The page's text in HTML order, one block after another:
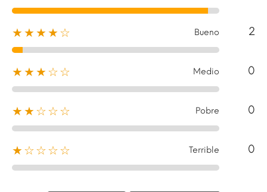
★★★★☆ Bueno 2
★★★☆☆ Medio 0
★★☆☆☆ Pobre 0
★☆☆☆☆ Terrible 0